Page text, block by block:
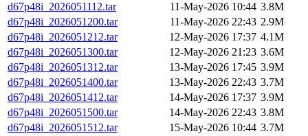
d67p48i_2026051112.tar
11-May-2026 10:44 3.8M
d67p48i_2026051200.tar
11-May-2026 22:43 2.9M
d67p48i_2026051212.tar
12-May-2026 17:37 4.1M
d67p48i_2026051300.tar
12-May-2026 21:23 3.6M
d67p48i_2026051312.tar
13-May-2026 17:45 3.9M
d67p48i_2026051400.tar
13-May-2026 22:43 3.7M
d67p48i_2026051412.tar
14-May-2026 17:37 3.9M
d67p48i_2026051500.tar
14-May-2026 22:43 3.8M
d67p48i_2026051512.tar
15-May-2026 10:44 3.7M